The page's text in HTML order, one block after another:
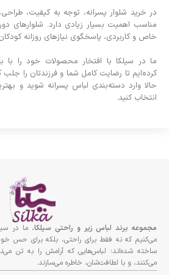
در خرید شلوار پسرانه، توجه به کیفیت،
مناسب اهمیت بسیار زیادی دارد. شلوارهای
خاص و کاربردی، پاسخگوی نیازهای روزانه
ما در سیلکا با افتخار محصولات خود را با
کرده‌ایم تا رضایت کامل شما و فرزندتان را
حالا وارد دسته‌بندی لباس پسرانه شوید و
انتخاب کنید.
مجموعه برند لباس زير و راحتى سيلكا، ما در
می‌کنیم که نه فقط برای راحتی، بلکه برای حس
ساخته شده‌اند؛ لباس‌هایی که آرامش را به تن
می‌کنند، و با لطافت‌شان، خاطره می‌سازند.